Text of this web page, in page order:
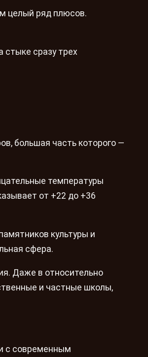
целый ряд плюсов.
стыке сразу трех
большая часть которого —
температуры
от +22 до +36
культуры и
сфера.
Даже в относительно
и частные школы,
с современным